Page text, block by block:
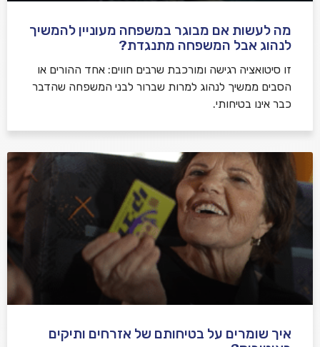
מה לעשות אם מבוגר במשפחה מעוניין להמשיך
לנהוג אבל המשפחה מתנגדת?
זו סיטואציה רגישה ומורכבת שרבים חווים: אחד ההורים או
הסבים ממשיך לנהוג למרות שברור לבני המשפחה שהדבר
כבר אינו בטיחותי.
איך שומרים על בטיחותם של אזרחים ותיקים